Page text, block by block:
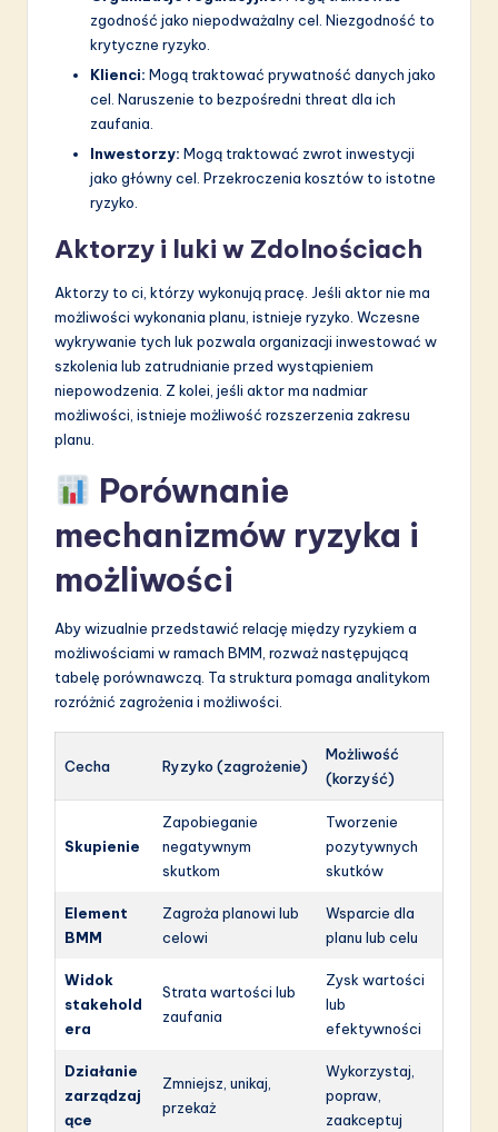
zgodność jako niepodważalny cel. Niezgodność to
krytyczne ryzyko.
Klienci: Mogą traktować prywatność danych jako
cel. Naruszenie to bezpośredni threat dla ich
zaufania.
Inwestorzy: Mogą traktować zwrot inwestycji
jako główny cel. Przekroczenia kosztów to istotne
ryzyko.
Aktorzy i luki w Zdolnościach
Aktorzy to ci, którzy wykonują pracę. Jeśli aktor nie ma
możliwości wykonania planu, istnieje ryzyko. Wczesne
wykrywanie tych luk pozwala organizacji inwestować w
szkolenia lub zatrudnianie przed wystąpieniem
niepowodzenia. Z kolei, jeśli aktor ma nadmiar
możliwości, istnieje możliwość rozszerzenia zakresu
planu.
Porównanie
mechanizmów ryzyka i
możliwości
Aby wizualnie przedstawić relację między ryzykiem a
możliwościami w ramach BMM, rozważ następującą
tabelę porównawczą. Ta struktura pomaga analitykom
rozróżnić zagrożenia i możliwości.
Cecha Ryzyko (zagrożenie)
Możliwość
(korzyść)
Skupienie
Zapobieganie
negatywnym
skutkom
Tworzenie
pozytywnych
skutków
Element
BMM
Zagroża planowi lub
celowi
Wsparcie dla
planu lub celu
Widok
stakehold
era
Strata wartości lub
zaufania
Zysk wartości
lub
efektywności
Działanie
zarządzaj
ące
Zmniejsz, unikaj,
przekaż
Wykorzystaj,
popraw,
zaakceptuj